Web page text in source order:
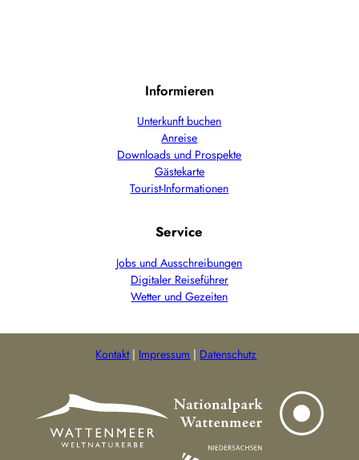
Informieren
Unterkunft buchen
Anreise
Downloads und Prospekte
Gästekarte
Tourist-Informationen
Service
Jobs und Ausschreibungen
Digitaler Reiseführer
Wetter und Gezeiten
Kontakt Impressum Datenschutz